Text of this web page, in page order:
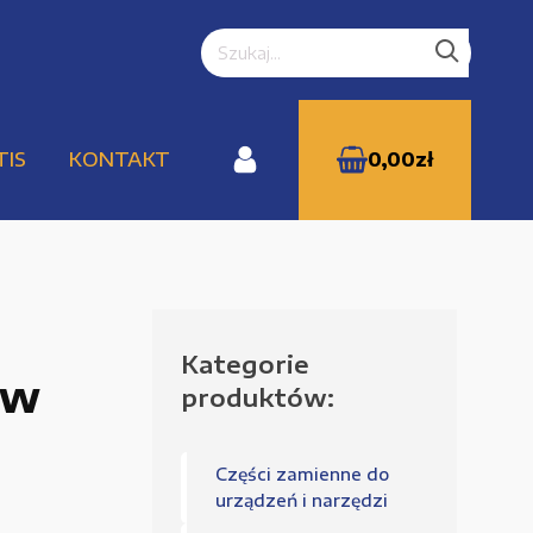
KONTAKT 0,00zł
WYPRZEDAŻE
Zamówienie
Kategorie
produktów:
Części zamienne do
urządzeń i narzędzi